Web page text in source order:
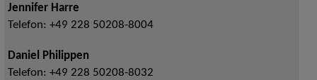
Jennifer Harre
Telefon: +49 228 50208-8004
Daniel Philippen
Telefon: +49 228 50208-8032